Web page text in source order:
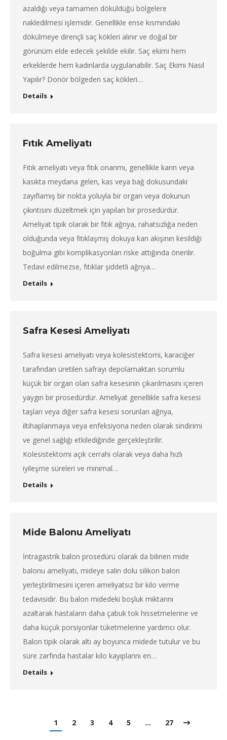
azaldığı veya tamamen döküldüğü bölgelere
nakledilmesi işlemidir. Genellikle ense kısmındaki
dökülmeye dirençli saç kökleri alınır ve doğal bir
görünüm elde edecek şekilde ekilir. Saç ekimi hem
erkeklerde hem kadınlarda uygulanabilir. Saç Ekimi Nasıl
Yapılır? Donör bölgeden saç kökleri…
Details
Fıtık Ameliyatı
Fıtık ameliyatı veya fıtık onarımı, genellikle karın veya
kasıkta meydana gelen, kas veya bağ dokusundaki
zayıflamış bir nokta yoluyla bir organ veya dokunun
çıkıntısını düzeltmek için yapılan bir prosedürdür.
Ameliyat tipik olarak bir fıtık ağrıya, rahatsızlığa neden
olduğunda veya fıtıklaşmış dokuya kan akışının kesildiği
boğulma gibi komplikasyonları riske attığında önerilir.
Tedavi edilmezse, fıtıklar şiddetli ağrıya…
Details
Safra Kesesi Ameliyatı
Safra kesesi ameliyatı veya kolesistektomi, karaciğer
tarafından üretilen safrayı depolamaktan sorumlu
küçük bir organ olan safra kesesinin çıkarılmasını içeren
yaygın bir prosedürdür. Ameliyat genellikle safra kesesi
taşları veya diğer safra kesesi sorunları ağrıya,
iltihaplanmaya veya enfeksiyona neden olarak sindirimi
ve genel sağlığı etkilediğinde gerçekleştirilir.
Kolesistektomi açık cerrahi olarak veya daha hızlı
iyileşme süreleri ve minimal…
Details
Mide Balonu Ameliyatı
İntragastrik balon prosedürü olarak da bilinen mide
balonu ameliyatı, mideye salin dolu silikon balon
yerleştirilmesini içeren ameliyatsız bir kilo verme
tedavisidir. Bu balon midedeki boşluk miktarını
azaltarak hastaların daha çabuk tok hissetmelerine ve
daha küçük porsiyonlar tüketmelerine yardımcı olur.
Balon tipik olarak altı ay boyunca midede tutulur ve bu
süre zarfında hastalar kilo kayıplarını en…
Details
1 2 3 4 5 … 27